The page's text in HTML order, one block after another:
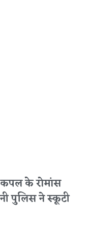
के रोमांस
पुलिस ने स्कूटी